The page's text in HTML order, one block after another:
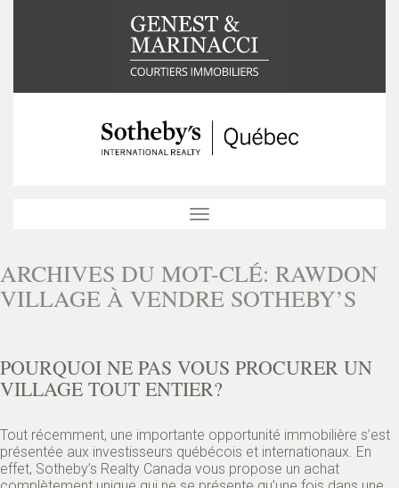
Toggle
ARCHIVES DU MOT-CLÉ: RAWDON
VILLAGE À VENDRE SOTHEBY’S
POURQUOI NE PAS VOUS PROCURER UN
VILLAGE TOUT ENTIER?
Tout récemment, une importante opportunité immobilière s’est
présentée aux investisseurs québécois et internationaux. En
effet, Sotheby’s Realty Canada vous propose un achat